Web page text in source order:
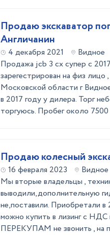
Продаю экскаватор погрузчик
Англичанин
4 декабря 2021
Видное
Продажа jcb 3 cx супер с
зарегестрирован на физ
Московской области г
в 2017 году у дилера. Торг
торгуюсь. Пробег около 7500
Продаю колесный
16 февраля 2023
Видное
Мы вторые владельцы ,
выводили,дополнительную
не,поставили. Приобретали
можно купить в лизинг с
ПЕРЕКУПАМ не звонить , на